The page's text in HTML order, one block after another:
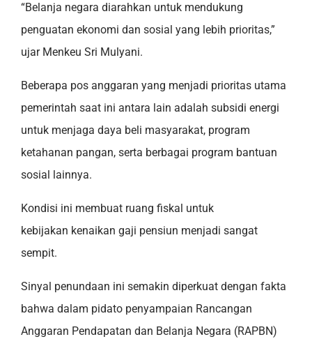
“Belanja negara diarahkan untuk mendukung
penguatan ekonomi dan sosial yang lebih prioritas,”
ujar Menkeu Sri Mulyani.
Beberapa pos anggaran yang menjadi prioritas utama
pemerintah saat ini antara lain adalah subsidi energi
untuk menjaga daya beli masyarakat, program
ketahanan pangan, serta berbagai program bantuan
sosial lainnya.
Kondisi ini membuat ruang fiskal untuk
kebijakan kenaikan gaji pensiun menjadi sangat
sempit.
Sinyal penundaan ini semakin diperkuat dengan fakta
bahwa dalam pidato penyampaian Rancangan
Anggaran Pendapatan dan Belanja Negara (RAPBN)